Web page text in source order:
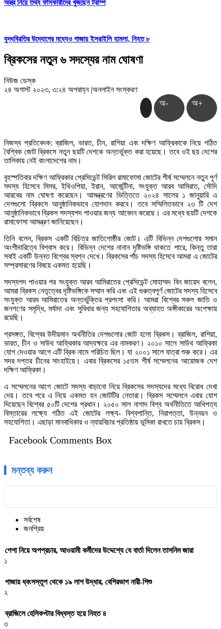
অস্ত্র নিয়ে তথ্য ফাঁসকারীদের খুঁজছেন ট্রাম্প
যুদ্ধবিরতির উদ্যোগের মধ্যেও গাজায় ইসরাইলি হামলা, নিহত ৮
ব্রিকসের নতুন ৬ সদস্যের নাম ঘোষণা
নিউজ ডেস্ক
২৪ অগাস্ট ২০২৩, ৩:২৪ অপরাহ্ন |অনলাইন সংস্করণ
অ- অ+
নিজস্ব প্রতিবেদক: ব্রাজিল, ভারত, চীন, রাশিয়া এবং দক্ষিণ আফ্রিকাকে নিয়ে গঠিত
বৈশ্বিক জোট ব্রিকসে নতুন ছয়টি দেশকে অন্তর্ভুক্ত করা হয়েছে। তবে ওই ছয় দেশের
তালিকায় নেই বাংলাদেশের নাম।
বৃহস্পতিবার দক্ষিণ আফ্রিকার প্রেসিডেন্ট সিরিল রামাফোসা জোটের শীর্ষ সম্মেলনে নতুন পূর্ণ
সদস্য হিসেবে মিসর, ইথিওপিয়া, ইরান, আর্জেন্টিনা, সংযুক্ত আরব আমিরাত, সৌদি
আরবের নাম ঘোষণা করেছেন। আমন্ত্রণের ভিত্তিতে ২০২৪ সালের ১ জানুয়ারি এ
দেশগুলো ব্রিকসে আনুষ্ঠানিকভাবে যোগদান করবে। তবে সম্মিলিতভাবে ২৩ টি দেশ
আনুষ্ঠানিকভাবে ব্রিকস সদস্যপদ পাওয়ার জন্য আবেদন করেছে। এর মধ্যে ছয়টি দেশকে
রামাফোসা আমন্ত্রণ জানিয়েছেন।
তিনি বলেন, ব্রিকস একটি বিচিত্র জাতিগোষ্ঠীর জোট। এটি বিভিন্ন দেশগুলোর সমান
অংশীদারিত্বে বিশ্বাস করে। বিভিন্ন দেশের নানান দৃষ্টিভঙ্গি থাকতে পারে, কিন্তু তারা
সবাই একটি উন্নত বিশ্বের স্বপ্ন দেখে। ব্রিকসের পাঁচ সদস্য হিসেবে আমরা এ জোটের
সম্প্রসারণের বিষয়ে একমত হয়েছি।
সদস্যপদ পাওয়ার পর সংযুক্ত আরব আমিরাতের প্রেসিডেন্ট মোহাম্মদ বিন জায়েদ বলেন,
আমরা ব্রিকস নেতৃত্বের দৃষ্টিভঙ্গিকে সম্মান করি এবং এই গুরুত্বপূর্ণ জোটের সদস্য হিসেবে
সংযুক্ত আরব আমিরাতের অন্তর্ভুক্তির প্রশংসা করি। আমরা বিশ্বের সকল জাতি ও
জনগণের সমৃদ্ধি, মর্যাদা এবং সুবিধার জন্য সহযোগিতার অব্যাহত অঙ্গীকারের অপেক্ষায়
রয়েছি।
প্রসঙ্গত, বিশ্বের উদীয়মান অর্থনীতির দেশগুলোর জোট হলো ব্রিকস। ব্রাজিল, রাশিয়া,
ভারত, চীন ও সাউথ আফ্রিকার আদ্যক্ষরে এর নামকরণ। ২০১০ সালে সাউথ আফ্রিকা
যোগ দেওয়ার আগে এটি ব্রিক নামে পরিচিত ছিল। যা ২০০১ সালে যাত্রা শুরু করে। এর
সদর দপ্তর চীনের সাংহাইয়ে। এবার ব্রিকসের ১৫তম শীর্ষ সম্মেলনের আয়োজক দেশ
দক্ষিণ আফ্রিকা।
এ সম্মেলনের আগে জোটে সদস্য বাড়ানো নিয়ে ব্রিকসের সদস্যদের মধ্যে বিরোধ দেখা
দেয়। তবে পরে এ নিয়ে একমত হন জোটটির নেতারা। ব্রিকস সম্মেলনে এবার যোগ
দিয়েছেন বিশ্বের ৫০টি দেশের প্রধান। ২০৫০ সাল নাগাদ বিশ্ব অর্থনীতিতে আধিপত্য
বিস্তারের লক্ষ্যে গঠিত এই জোটের লক্ষ্য- বিশ্বশান্তি, নিরাপত্তা, উন্নয়ন ও
সহযোগিতা। এছাড়া মানবাধিকার ও ন্যায়বিচার প্রতিষ্ঠায় ভূমিকা রাখতে চায় ব্রিকস।
Facebook Comments Box
মন্তব্য করুন
সর্বশেষ
জনপ্রিয়
পেশা নিয়ে অপপ্রচার, আওয়ামী কর্মীদের উদ্দেশ্যে যে বার্তা দিলেন তাসনিম জারা
১
গাজায় ধ্বংসস্তূপ থেকে ১৯ লাশ উদ্ধার, বেশিরভাগ নারী-শিশু
২
ব্রাজিলে হেলিকপ্টার বিধ্বস্ত হয়ে নিহত ৪
৩